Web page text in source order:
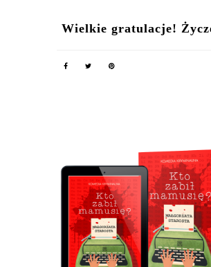
Wielkie gratulacje!